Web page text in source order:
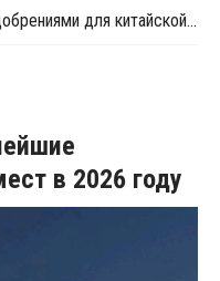
Арбитраж арестовал сухогруз с удобрениями для китайской компании
в 2026 году